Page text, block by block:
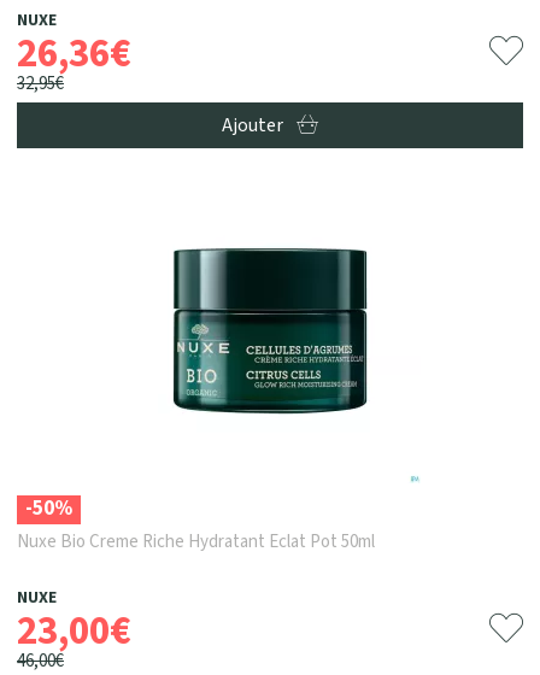
NUXE
26,36€
32,95€
Ajouter
-50%
Nuxe Bio Creme Riche Hydratant Eclat Pot 50ml
NUXE
23,00€
46,00€